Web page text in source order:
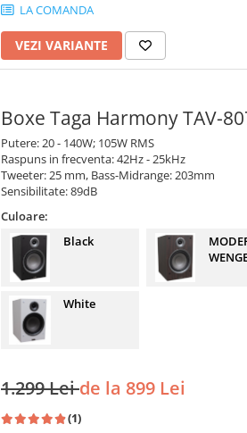
LA COMANDA
VEZI VARIANTE
Boxe Taga Harmony TAV-
Putere: 20 - 140W; 105W RMS
Raspuns in frecventa: 42Hz - 25kHz
Tweeter: 25 mm, Bass-Midrange: 203mm
Sensibilitate: 89dB
Culoare:
Black
White
1.299 Leide la 899 Lei
(1)